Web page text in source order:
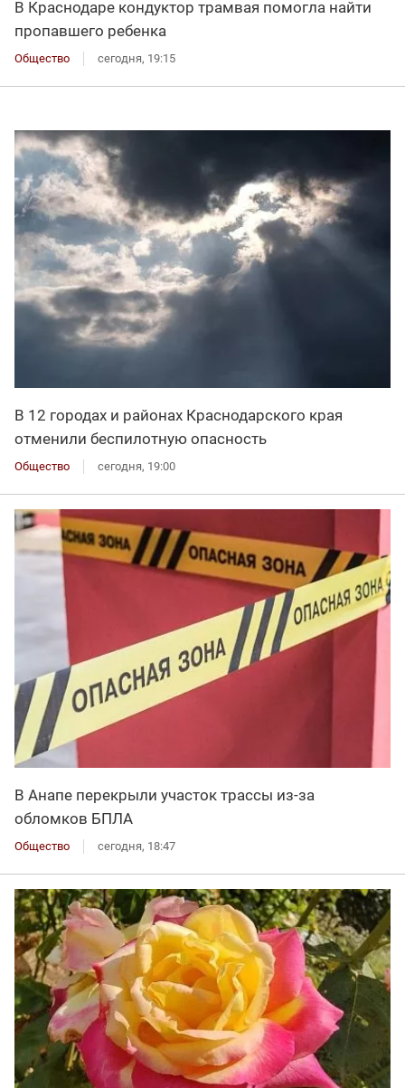
В Краснодаре кондуктор трамвая помогла найти
пропавшего ребенка
Общество сегодня, 19:15
В 12 городах и районах Краснодарского края
отменили беспилотную опасность
Общество сегодня, 19:00
В Анапе перекрыли участок трассы из-за
обломков БПЛА
Общество сегодня, 18:47